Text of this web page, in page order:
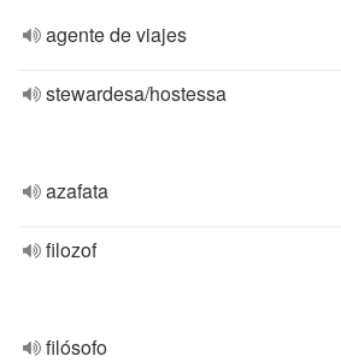
agente de viajes
stewardesa/hostessa
azafata
filozof
filósofo